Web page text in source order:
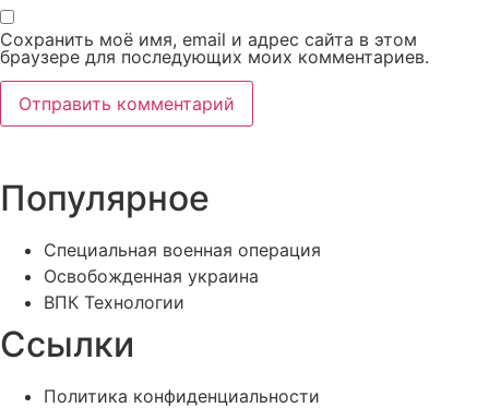
Сохранить моё имя, email и адрес сайта в этом
браузере для последующих моих комментариев.
Популярное
Специальная военная операция
Освобожденная украина
ВПК Технологии
Ссылки
Политика конфиденциальности